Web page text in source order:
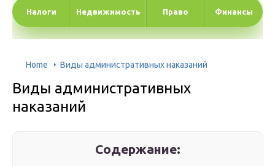
Налоги Недвижимость Право Финансы
Home Виды административных наказаний
Виды административных
наказаний
Содержание: